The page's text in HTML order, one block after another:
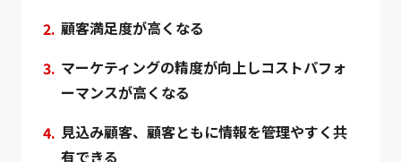
顧客満足度が高くなる
マーケティングの精度が向上しコストパフォ
ーマンスが高くなる
見込み顧客、顧客ともに情報を管理やすく共
有できる